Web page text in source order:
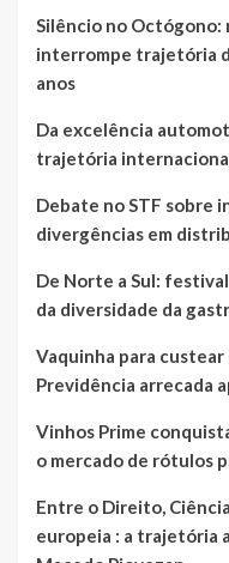
Silêncio no Octógono:
interrompe trajetória
anos
Da excelência
trajetória
Debate no STF sobre
divergências em
De Norte a Sul:
da diversidade da
Vaquinha para
Previdência arrecada
Vinhos Prime
o mercado de rótulos
Entre o Direito,
europeia : a trajetória